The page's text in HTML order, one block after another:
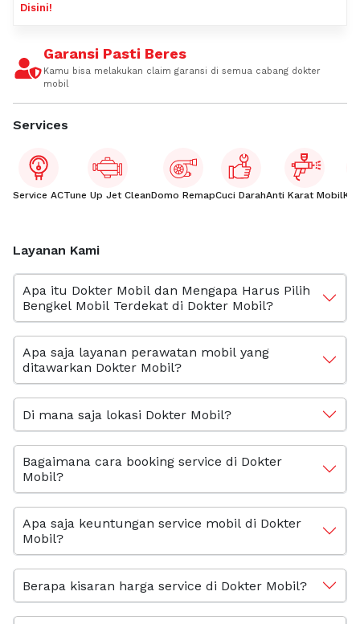
Disini!
Garansi Pasti Beres
Kamu bisa melakukan claim garansi di semua cabang dokter
mobil
Services
Service ACTune Up Jet CleanDomo RemapCuci DarahAnti Karat Mobil
Layanan Kami
Apa itu Dokter Mobil dan Mengapa Harus Pilih
Bengkel Mobil Terdekat di Dokter Mobil?
Apa saja layanan perawatan mobil yang
ditawarkan Dokter Mobil?
Di mana saja lokasi Dokter Mobil?
Bagaimana cara booking service di Dokter
Mobil?
Apa saja keuntungan service mobil di Dokter
Mobil?
Berapa kisaran harga service di Dokter Mobil?